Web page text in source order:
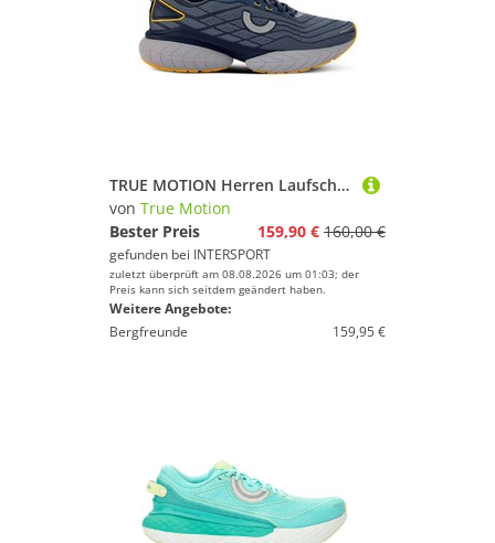
TRUE MOTION Herren Laufschuhe U-TECH Nevos 4
von True Motion
Bester Preis
159,90 € 160,00 €
gefunden bei INTERSPORT
zuletzt überprüft am 08.08.2026 um 01:03; der
Preis kann sich seitdem geändert haben.
Weitere Angebote:
Bergfreunde
159,95 €